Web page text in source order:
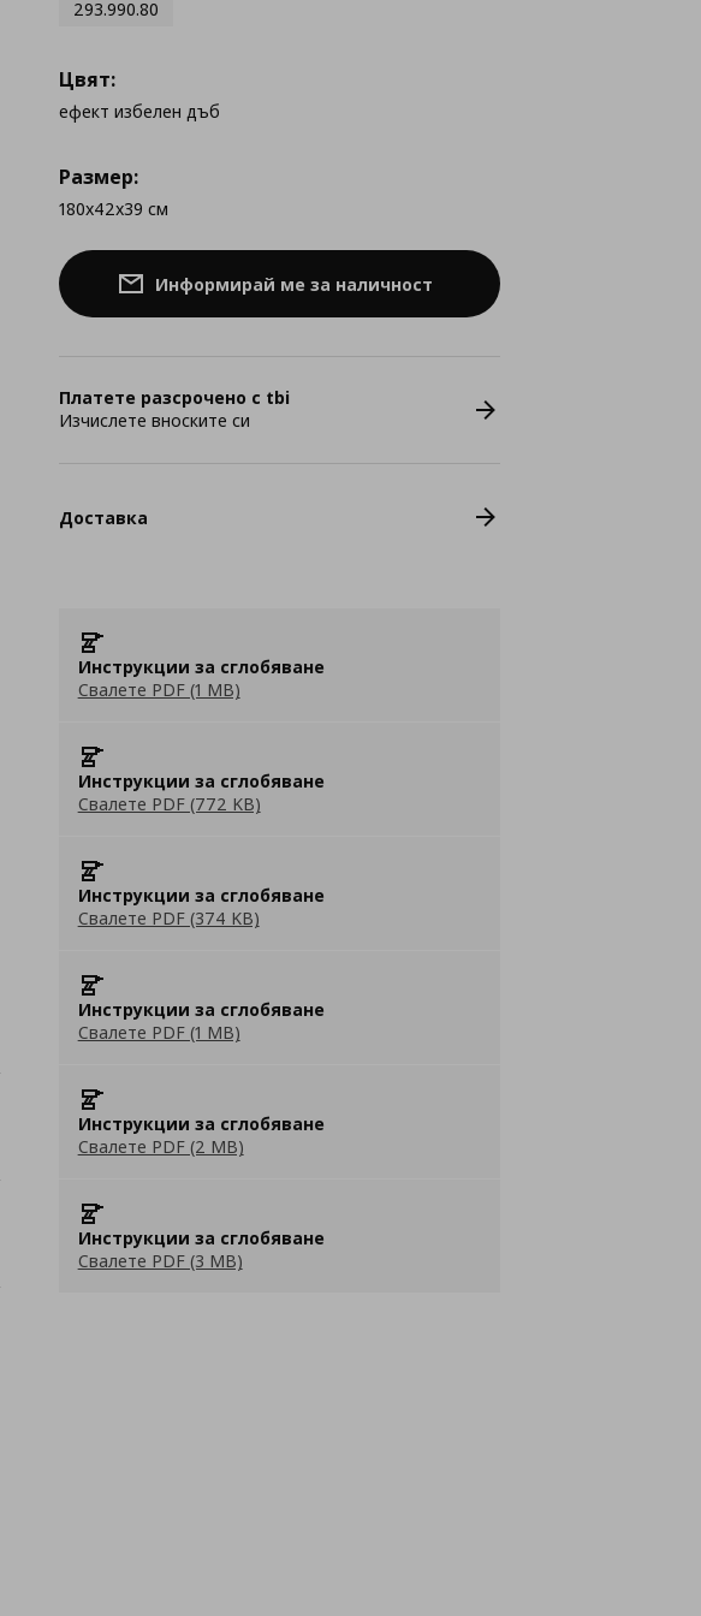
293.990.80
Цвят:
ефект избелен дъб
Размер:
180x42x39 см
Информирай ме за наличност
Платете разсрочено с tbi
Изчислете вноските си
Доставка
Инструкции за сглобяване
Свалете PDF (1 MB)
Инструкции за сглобяване
Свалете PDF (772 KB)
Инструкции за сглобяване
Свалете PDF (374 KB)
Инструкции за сглобяване
Свалете PDF (1 MB)
Инструкции за сглобяване
Свалете PDF (2 MB)
Инструкции за сглобяване
Свалете PDF (3 MB)